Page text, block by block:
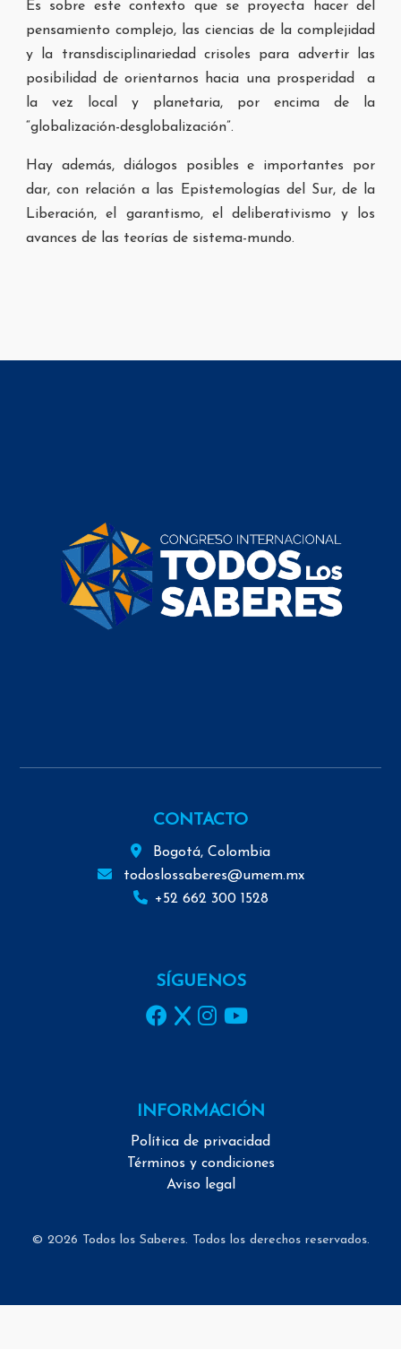
Es sobre este contexto que se proyecta hacer del
pensamiento complejo, las ciencias de la complejidad
y la transdisciplinariedad crisoles para advertir las
posibilidad de orientarnos hacia una prosperidad a
la vez local y planetaria, por encima de la
“globalización-desglobalización”.
Hay además, diálogos posibles e importantes por
dar, con relación a las Epistemologías del Sur, de la
Liberación, el garantismo, el deliberativismo y los
avances de las teorías de sistema-mundo.
CONTACTO
Bogotá, Colombia
todoslossaberes@umem.mx
+52 662 300 1528
SÍGUENOS
INFORMACIÓN
Política de privacidad
Términos y condiciones
Aviso legal
© 2026 Todos los Saberes. Todos los derechos reservados.